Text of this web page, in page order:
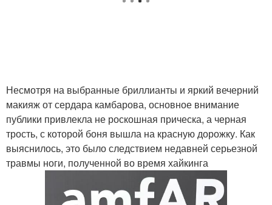
Несмотря на выбранные бриллианты и яркий вечерний
макияж от сердара камбарова, основное внимание
публики привлекла не роскошная прическа, а черная
трость, с которой боня вышла на красную дорожку. Как
выяснилось, это было следствием недавней серьезной
травмы ноги, полученной во время хайкинга